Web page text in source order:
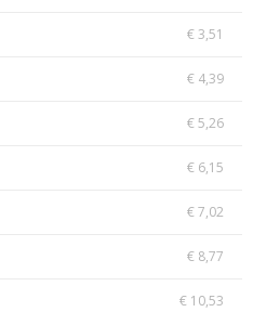
€ 3,51
€ 4,39
€ 5,26
€ 6,15
€ 7,02
€ 8,77
€ 10,53